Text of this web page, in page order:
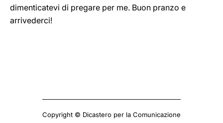
dimenticatevi di pregare per me. Buon pranzo e
arrivederci!
Copyright © Dicastero per la Comunicazione